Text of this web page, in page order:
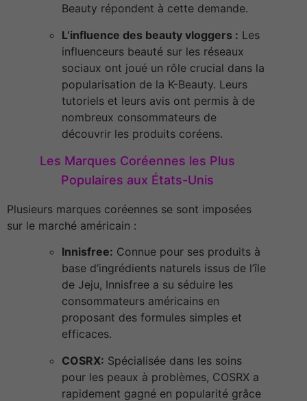
Beauty répondent à cette demande.
L’influence des beauty vloggers : Les
influenceurs beauté sur les réseaux
sociaux ont joué un rôle crucial dans la
popularisation de la K-Beauty. Leurs
tutoriels et leurs avis ont permis à de
nombreux consommateurs de
découvrir les produits coréens.
Les Marques Coréennes les Plus
Populaires aux États-Unis
Plusieurs marques coréennes se sont imposées
sur le marché américain :
Innisfree: Connue pour ses produits à
base d’ingrédients naturels issus de l’île
de Jeju, Innisfree a su séduire les
consommateurs américains en
proposant des formules simples et
efficaces.
COSRX: Spécialisée dans les soins
pour les peaux à problèmes, COSRX a
rapidement gagné en popularité grâce